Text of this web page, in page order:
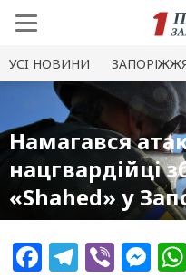
УСI НОВИНИ
Намагався
нацгвардійці
«Shahed» у
Facebook
Viber